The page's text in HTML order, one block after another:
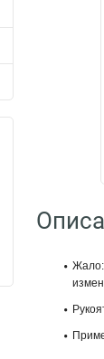
Жало: